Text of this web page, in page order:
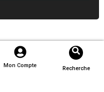
Mon Compte Recherche